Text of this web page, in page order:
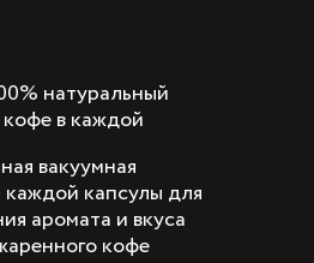
натуральный
в каждой
вакуумная
каждой капсулы для
аромата и вкуса
кофе